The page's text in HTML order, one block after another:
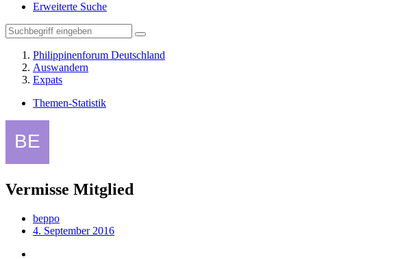
Erweiterte Suche
Philippinenforum Deutschland
Auswandern
Expats
Themen-Statistik
Vermisse Mitglied
beppo
4. September 2016